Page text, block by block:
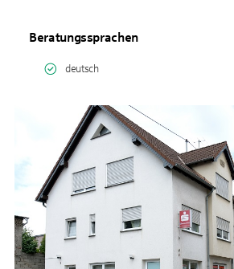
Beratungssprachen
deutsch